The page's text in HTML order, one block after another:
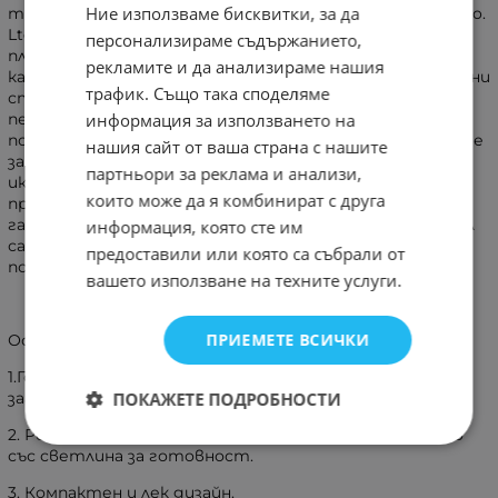
торбички Фабриката Make In Zhejiang Tianyu industry Co.
Ltd е подходяща за запечатване на всякакъв вид
пластмасови филми и широко използвана в области
като храни и сладки неща, драгове, местни и специални
стоки, части за електрически уреди и т.н. Това е
перфектен инструмент за дома използвайте, за да
поддържате качеството на продукта и да избегнете
загуба на продукт.И това е лесно използваемо и
икономично оборудване за запечатване за
производители, магазини и индустрия за услуги.Ние
гарантираме, че всички компоненти на този артикул
са в добро състояние.Благодарим ви за подкрепата и
покупката.
Особеност:
1.Готов за употреба незабавно - Не е необходимо
загряване.
2. Регулируем таймер за контрол на запечатването
със светлина за готовност.
3. Компактен и лек дизайн.
Ние използваме бисквитки, за да
персонализираме съдържанието,
рекламите и да анализираме нашия
трафик. Също така споделяме
информация за използването на
нашия сайт от ваша страна с нашите
партньори за реклама и анализи,
които може да я комбинират с друга
информация, която сте им
предоставили или която са събрали от
вашето използване на техните услуги.
ПРИЕМЕТЕ ВСИЧКИ
ПОКАЖЕТЕ ПОДРОБНОСТИ